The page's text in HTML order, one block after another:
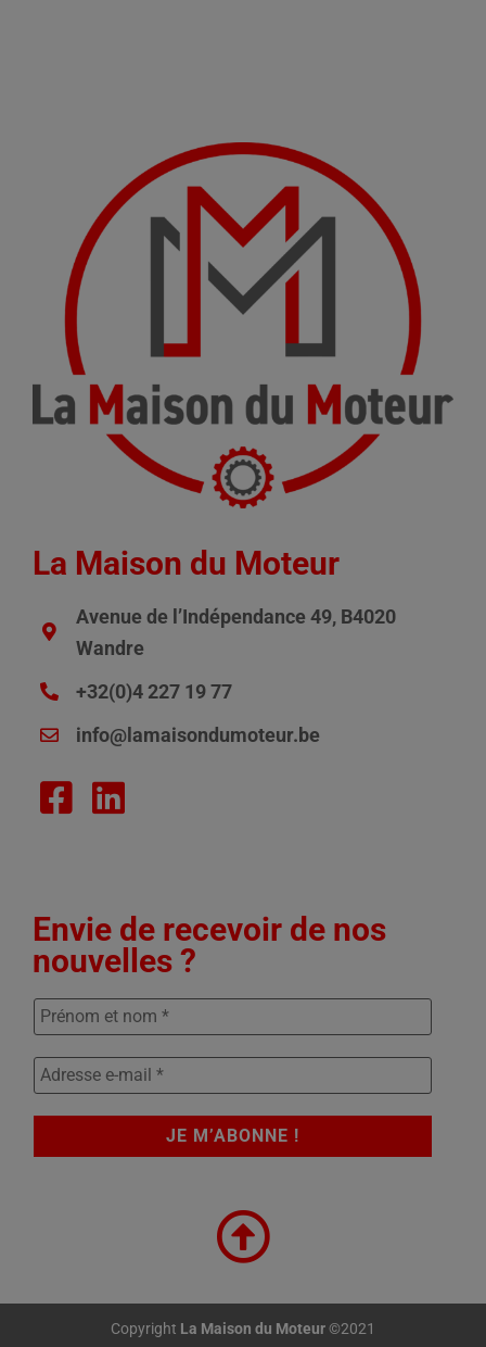
La Maison du Moteur
Avenue de l’Indépendance 49, B4020
Wandre
+32(0)4 227 19 77
info@lamaisondumoteur.be
Envie de recevoir de nos
nouvelles ?
Copyright La Maison du Moteur©2021